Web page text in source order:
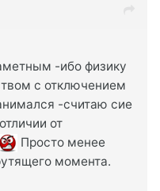
-ибо физику
с отключением
-считаю сие
от
Просто менее
момента.